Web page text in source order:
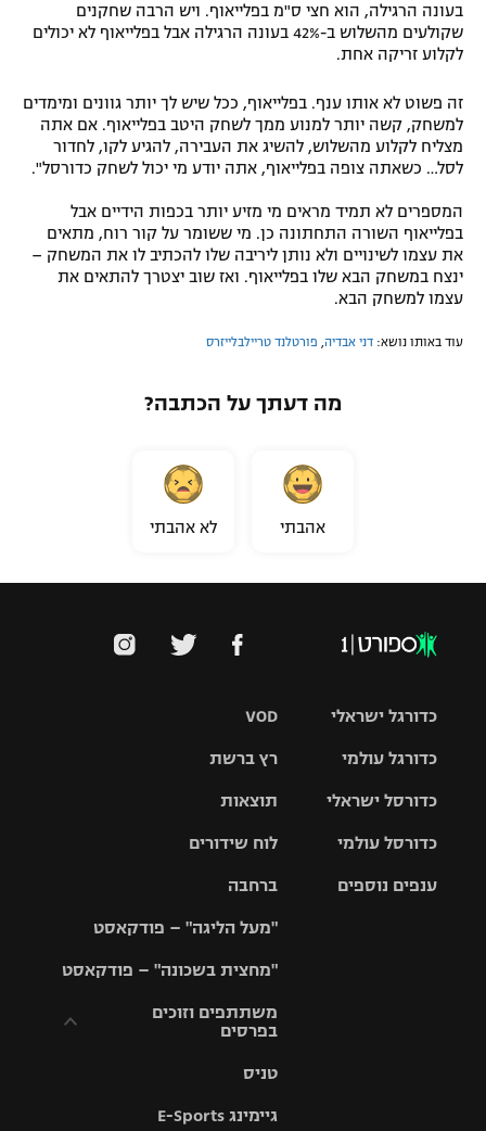
בעונה הרגילה, הוא חצי ס"מ בפלייאוף. ויש הרבה שחקנים
שקולעים מהשלוש ב-42% בעונה הרגילה אבל בפלייאוף לא יכולים
לקלוע זריקה אחת.
זה פשוט לא אותו ענף. בפלייאוף, ככל שיש לך יותר גוונים ומימדים
למשחק, קשה יותר למנוע ממך לשחק היטב בפלייאוף. אם אתה
מצליח לקלוע מהשלוש, להשיג את העבירה, להגיע לקו, לחדור
לסל… כשאתה צופה בפלייאוף, אתה יודע מי יכול לשחק כדורסל".
המספרים לא תמיד מראים מי מזיע יותר בכפות הידיים אבל
בפלייאוף השורה התחתונה כן. מי ששומר על קור רוח, מתאים
את עצמו לשינויים ולא נותן ליריבה שלו להכתיב לו את המשחק –
ינצח במשחק הבא שלו בפלייאוף. ואז שוב יצטרך להתאים את
עצמו למשחק הבא.
עוד באותו נושא: דני אבדיה פורטלנד טריילבלייזרס
מה דעתך על הכתבה?
אהבתי לא אהבתי
VOD
רץ ברשת
תוצאות
לוח שידורים
ברחבה
"מעל הליגה" – פודקאסט
"מחצית בשכונה" – פודקאסט
משתתפים וזוכים
בפרסים
וזוכים בפרסים
טניס
גיימינג E-Sports
כדורגל ישראלי
גביע הטוטו
כדורגל עולמי
האלופות
ליגה
כדורסל ישראלי
סל
כדורסל עולמי
ענפים נוספים